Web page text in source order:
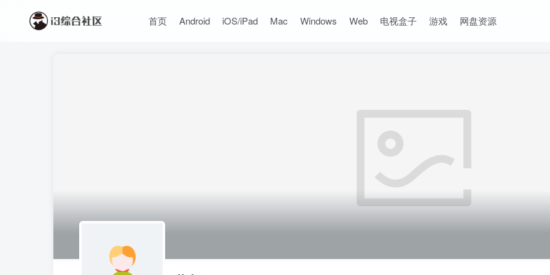
首页 Android iOS/iPad Mac Windows Web 电视盒子 游戏 网盘资源